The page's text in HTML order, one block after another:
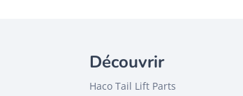
Découvrir
Haco Tail Lift Parts